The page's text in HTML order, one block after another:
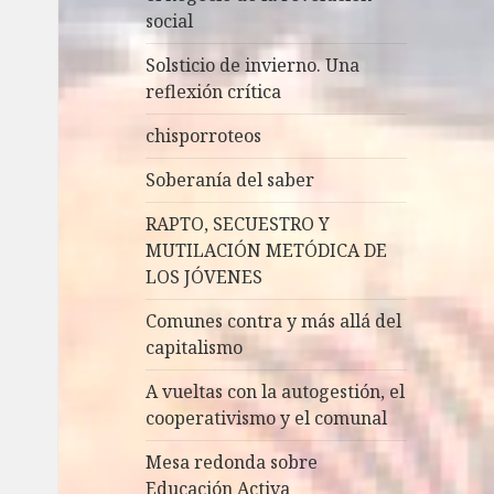
social
Solsticio de invierno. Una
reflexión crítica
chisporroteos
Soberanía del saber
RAPTO, SECUESTRO Y
MUTILACIÓN METÓDICA DE
LOS JÓVENES
Comunes contra y más allá del
capitalismo
A vueltas con la autogestión, el
cooperativismo y el comunal
Mesa redonda sobre
Educación Activa